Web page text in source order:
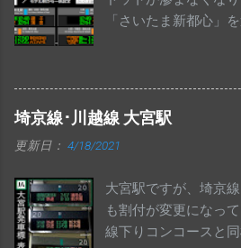
「さいたま新都心」
埼京線･川越線 大宮駅
更新日： 4/18/2021
大宮駅ですが、埼京
も割付が変更になっ
線下りコンコースと